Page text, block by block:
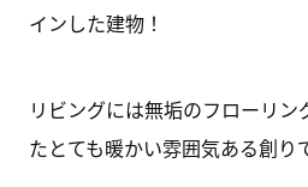
インした建物！
リビングには無垢のフローリ
たとても暖かい雰囲気ある創り